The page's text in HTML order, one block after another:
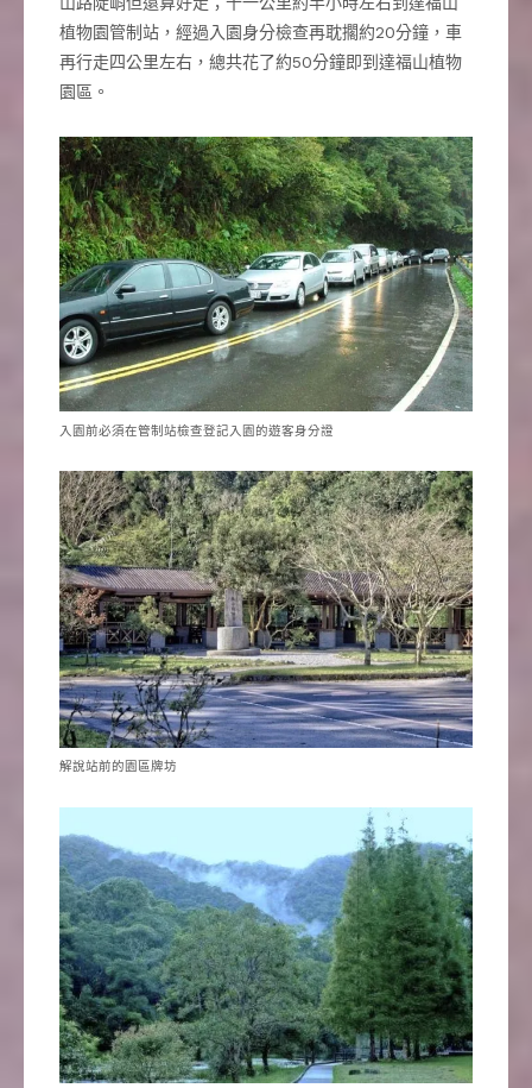
植物園管制站，經過入園身分檢查再耽擱約20分鐘，車
再行走四公里左右，總共花了約50分鐘即到達福山植物
園區。
入園前必須在管制站檢查登記入園的遊客身分證
解說站前的園區牌坊